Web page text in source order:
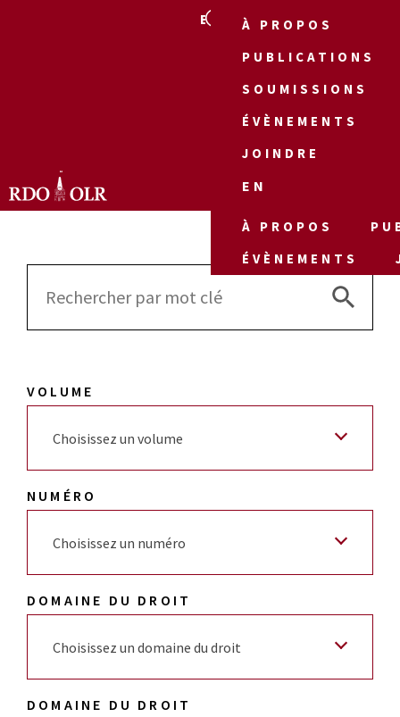
EN
À PROPOS
PUBLICATIONS
SOUMISSIONS
ÉVÈNEMENTS
JOINDRE
EN
À PROPOS
ÉVÈNEMENTS
Search
Search
VOLUME
Choisissez un volume
NUMÉRO
Choisissez un numéro
DOMAINE DU DROIT
Choisissez un domaine du droit
DOMAINE DU DROIT